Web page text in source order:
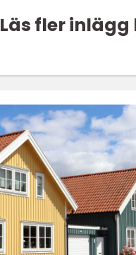
Läs fler inlägg